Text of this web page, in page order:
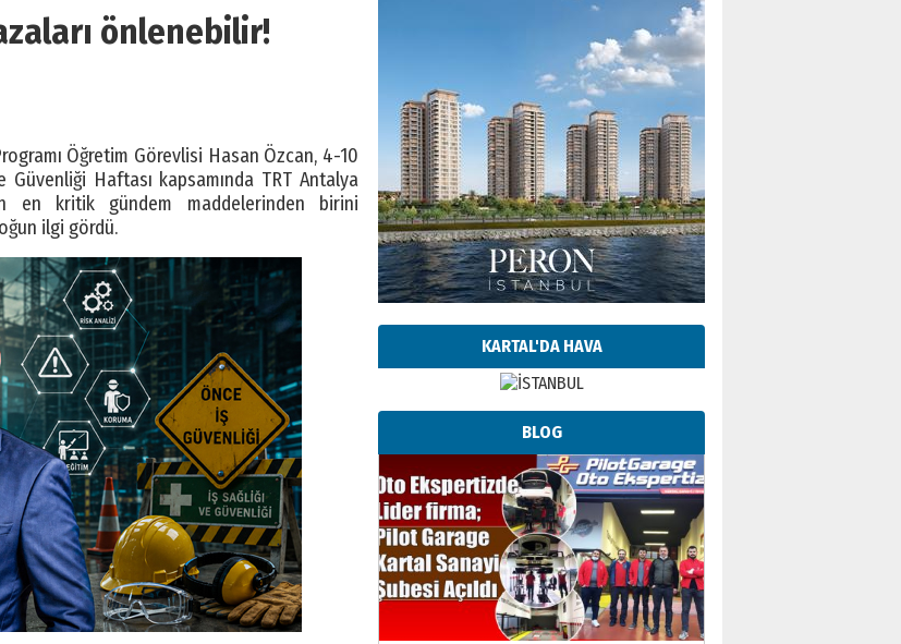
önlenebilir!
Öğretim Görevlisi Hasan Özcan, 4-10
Güvenliği Haftası kapsamında TRT Antalya
en kritik gündem maddelerinden birini
ilgi gördü.
KARTAL'DA HAVA
BLOG